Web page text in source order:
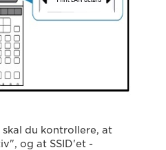
du kontrollere, at
og at SSID'et -